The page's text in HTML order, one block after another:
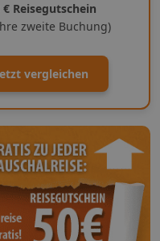
€ Reisegutschein
zweite Buchung)
vergleichen